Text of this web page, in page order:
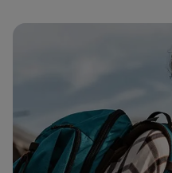
Perguntas frequentes
Pedidos e reclamações
Contactos
Informações úteis